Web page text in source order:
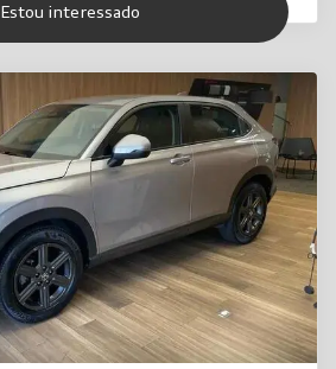
Estou interessado